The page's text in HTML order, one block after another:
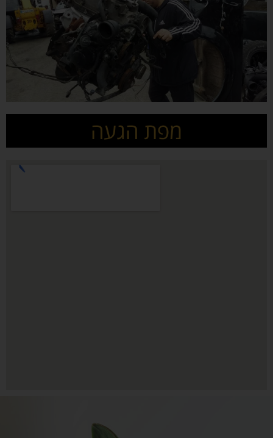
מפת הגעה